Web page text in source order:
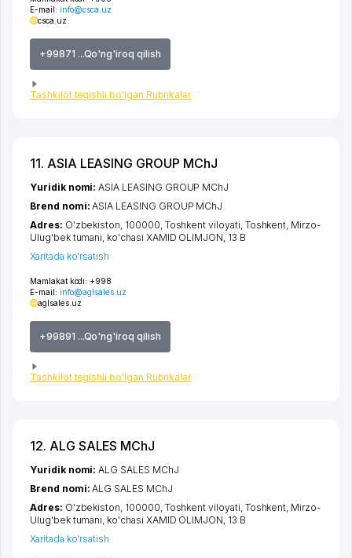
E-mail: info@csca.uz
csca.uz
+99871 ...Qo'ng'iroq qilish
Tashkilot tegishli bo'lgan Rubrikalar
11. ASIA LEASING GROUP MChJ
Mamlakat kodi: +998
E-mail: info@aglsales.uz
aglsales.uz
+99891 ...Qo'ng'iroq qilish
Tashkilot tegishli bo'lgan Rubrikalar
Yuridik nomi:ASIA LEASING GROUP MChJ
Brend nomi:ASIA LEASING GROUP MChJ
Adres: O'zbekiston, 100000, Toshkent viloyati, Toshkent, Mirzo-
Ulug'bek tumani, ko'chasi XAMID OLIMJON, 13 B
Xaritada ko'rsatish
12. ALG SALES MChJ
Yuridik nomi:ALG SALES MChJ
Brend nomi:ALG SALES MChJ
Adres: O'zbekiston, 100000, Toshkent viloyati, Toshkent, Mirzo-
Ulug'bek tumani, ko'chasi XAMID OLIMJON, 13 B
Xaritada ko'rsatish